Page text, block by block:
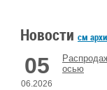
Новости см
05
06.2026
осью